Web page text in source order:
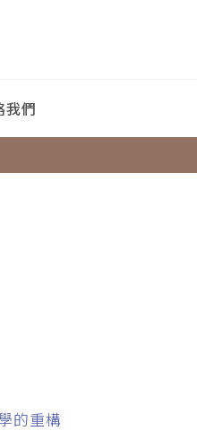
我們
的重構